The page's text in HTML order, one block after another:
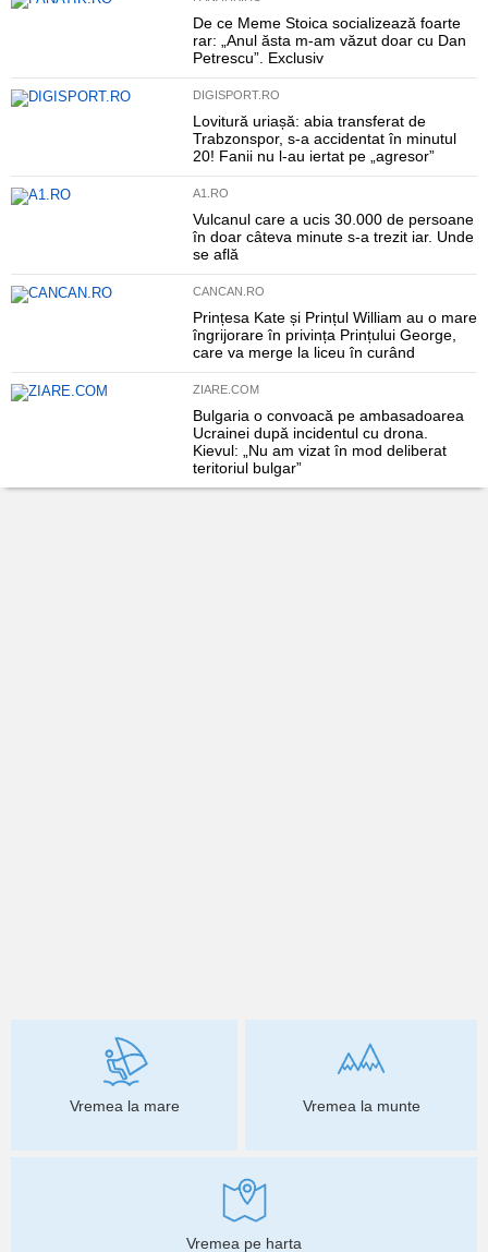
De ce Meme Stoica socializează foarte
rar: „Anul ăsta m-am văzut doar cu Dan
Petrescu”. Exclusiv
DIGISPORT.RO
Lovitură uriașă: abia transferat de
Trabzonspor, s-a accidentat în minutul
20! Fanii nu l-au iertat pe „agresor”
A1.RO
Vulcanul care a ucis 30.000 de persoane
în doar câteva minute s-a trezit iar. Unde
se află
CANCAN.RO
Prințesa Kate și Prințul William au o mare
îngrijorare în privința Prințului George,
care va merge la liceu în curând
ZIARE.COM
Bulgaria o convoacă pe ambasadoarea
Ucrainei după incidentul cu drona.
Kievul: „Nu am vizat în mod deliberat
teritoriul bulgar”
Vremea la mare Vremea la munte
Vremea pe harta